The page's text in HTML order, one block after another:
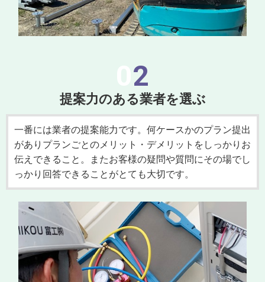
02
提案力のある業者を選ぶ
一番には業者の提案能力です。何ケースかのプラン提出
がありプランごとのメリット・デメリットをしっかりお
伝えできること。またお客様の疑問や質問にその場でし
っかり回答できることがとても大切です。